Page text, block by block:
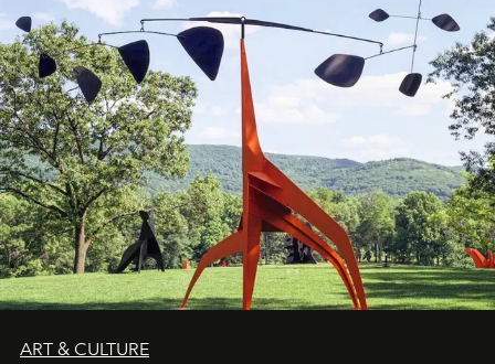
ART & CULTURE